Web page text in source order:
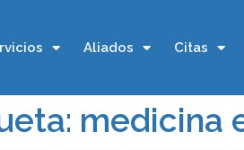
Aliados Citas
medicina